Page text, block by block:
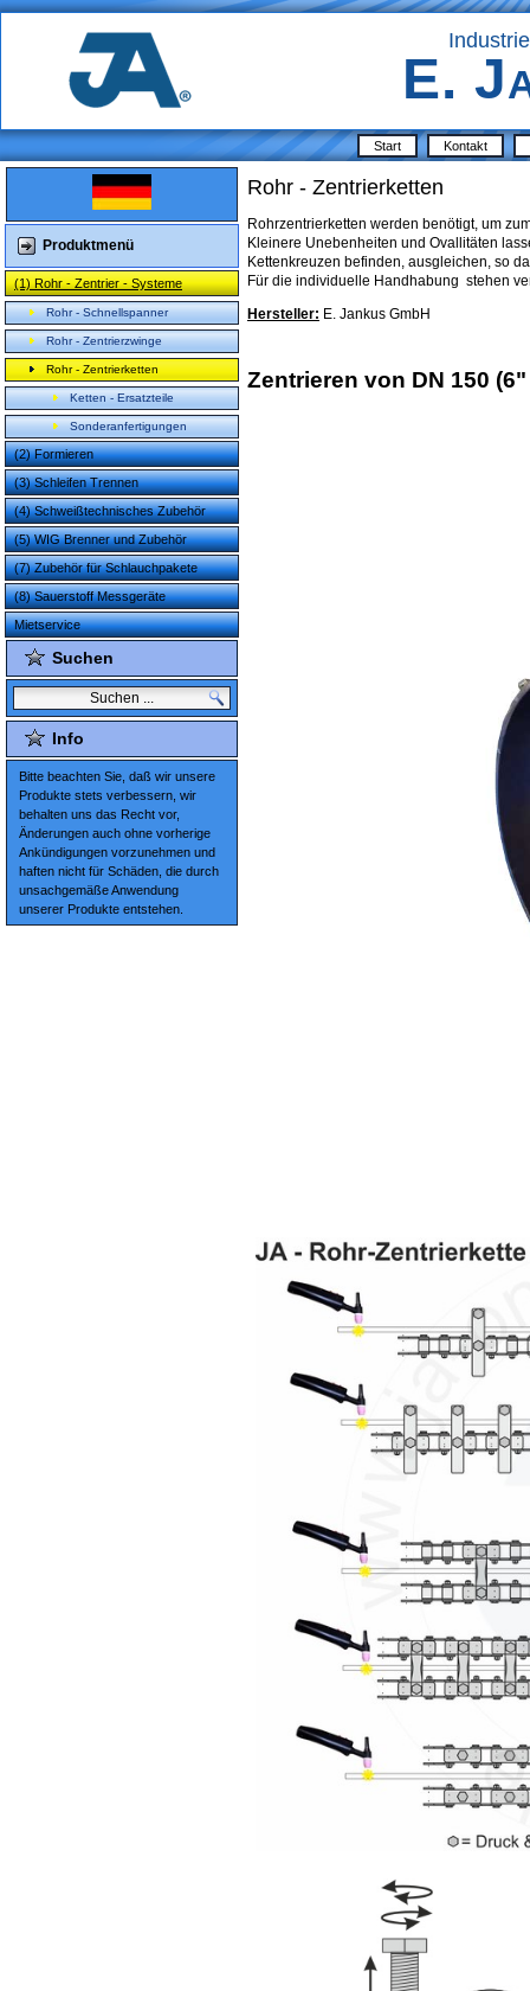
E.
Start Kontakt
Produktmenü
(1) Rohr - Zentrier - Systeme
Rohr - Schnellspanner
Rohr - Zentrierzwinge
Rohr - Zentrierketten
Ketten - Ersatzteile
Sonderanfertigungen
(2) Formieren
(3) Schleifen Trennen
(4) Schweißtechnisches Zubehör
(5) WIG Brenner und Zubehör
(7) Zubehör für Schlauchpakete
(8) Sauerstoff Messgeräte
Mietservice
Suchen
Info
Bitte beachten Sie, daß wir unsere
Produkte stets verbessern, wir
behalten uns das Recht vor,
Änderungen auch ohne vorherige
Ankündigungen vorzunehmen und
haften nicht für Schäden, die durch
unsachgemäße Anwendung
unserer Produkte entstehen.
Rohr - Zentrierketten
Rohrzentrierketten werden benötigt, um
Kleinere Unebenheiten und Ovallitäten
Kettenkreuzen befinden, ausgleichen, so
Für die individuelle Handhabung stehen
Hersteller: E. Jankus GmbH
Zentrieren von DN 150